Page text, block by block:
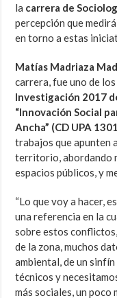
la carrera de
percepción que
en torno a estas
Matías Madriaza
carrera, fue uno de
Investigación 2017
“Innovación Social
Ancha” (CD UPA
trabajos que apunten
territorio, abordando
espacios públicos, y
“Lo que voy a hacer,
una referencia en la
sobre estos
de la zona, muchos
ambiental, de un
técnicos y
más sociales, un poco